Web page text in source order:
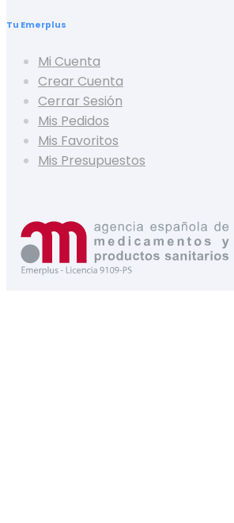
Tu Emerplus
Mi Cuenta
Crear Cuenta
Cerrar Sesión
Mis Pedidos
Mis Favoritos
Mis Presupuestos